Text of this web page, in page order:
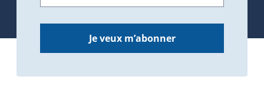
Je veux m’abonner